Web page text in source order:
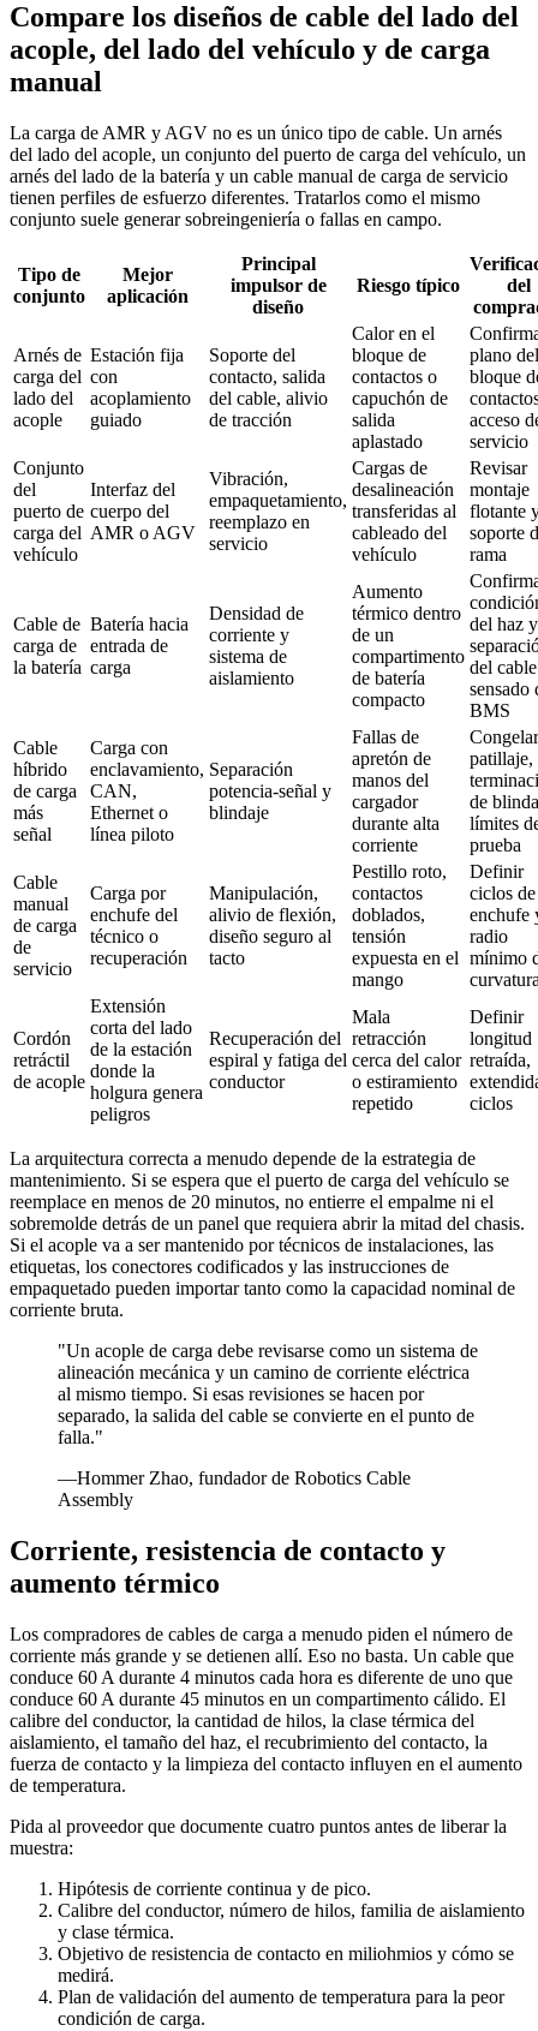
Compare los diseños de cable del lado del
acople, del lado del vehículo y de carga
manual
La carga de AMR y AGV no es un único tipo de cable. Un arnés
del lado del acople, un conjunto del puerto de carga del vehículo, un
arnés del lado de la batería y un cable manual de carga de servicio
tienen perfiles de esfuerzo diferentes. Tratarlos como el mismo
conjunto suele generar sobreingeniería o fallas en campo.
Tipo de
conjunto
Mejor
aplicación
Principal
impulsor de
diseño
Riesgo típico
del
Arnés de
carga del
lado del
acople
Estación fija
con
acoplamiento
guiado
Soporte del
contacto, salida
del cable, alivio
de tracción
Calor en el
bloque de
contactos o
capuchón de
salida
aplastado
plano del
bloque
acceso
servicio
Conjunto
del
puerto de
carga del
vehículo
Interfaz del
cuerpo del
AMR o AGV
Vibración,
empaquetamiento,
reemplazo en
servicio
Cargas de
desalineación
transferidas al
cableado del
vehículo
Revisar
montaje
flotante
soporte
rama
Cable de
carga de
la batería
Batería hacia
entrada de
carga
Densidad de
corriente y
sistema de
aislamiento
Aumento
térmico dentro
de un
compartimento
de batería
compacto
del haz y
del
sensado
BMS
Cable
híbrido
de carga
más
señal
Carga con
enclavamiento,
CAN,
Ethernet o
línea piloto
Separación
potencia‑señal y
blindaje
Fallas de
apretón de
manos del
cargador
durante alta
corriente
Congelar
patillaje,
de
límites
prueba
Cable
manual
de carga
de
servicio
Carga por
enchufe del
técnico o
recuperación
Manipulación,
alivio de flexión,
diseño seguro al
tacto
Pestillo roto,
contactos
doblados,
tensión
expuesta en el
mango
Definir
ciclos de
enchufe
radio
mínimo
Cordón
retráctil
de acople
Extensión
corta del lado
de la estación
donde la
holgura genera
peligros
Recuperación del
espiral y fatiga del
conductor
Mala
retracción
cerca del calor
o estiramiento
repetido
Definir
longitud
retraída,
ciclos
La arquitectura correcta a menudo depende de la estrategia de
mantenimiento. Si se espera que el puerto de carga del vehículo se
reemplace en menos de 20 minutos, no entierre el empalme ni el
sobremolde detrás de un panel que requiera abrir la mitad del chasis.
Si el acople va a ser mantenido por técnicos de instalaciones, las
etiquetas, los conectores codificados y las instrucciones de
empaquetado pueden importar tanto como la capacidad nominal de
corriente bruta.
"Un acople de carga debe revisarse como un sistema de
alineación mecánica y un camino de corriente eléctrica
al mismo tiempo. Si esas revisiones se hacen por
separado, la salida del cable se convierte en el punto de
falla."
—Hommer Zhao, fundador de Robotics Cable
Assembly
Corriente, resistencia de contacto y
aumento térmico
Los compradores de cables de carga a menudo piden el número de
corriente más grande y se detienen allí. Eso no basta. Un cable que
conduce 60 A durante 4 minutos cada hora es diferente de uno que
conduce 60 A durante 45 minutos en un compartimento cálido. El
calibre del conductor, la cantidad de hilos, la clase térmica del
aislamiento, el tamaño del haz, el recubrimiento del contacto, la
fuerza de contacto y la limpieza del contacto influyen en el aumento
de temperatura.
Pida al proveedor que documente cuatro puntos antes de liberar la
muestra:
Hipótesis de corriente continua y de pico.
Calibre del conductor, número de hilos, familia de aislamiento
y clase térmica.
Objetivo de resistencia de contacto en miliohmios y cómo se
medirá.
Plan de validación del aumento de temperatura para la peor
condición de carga.